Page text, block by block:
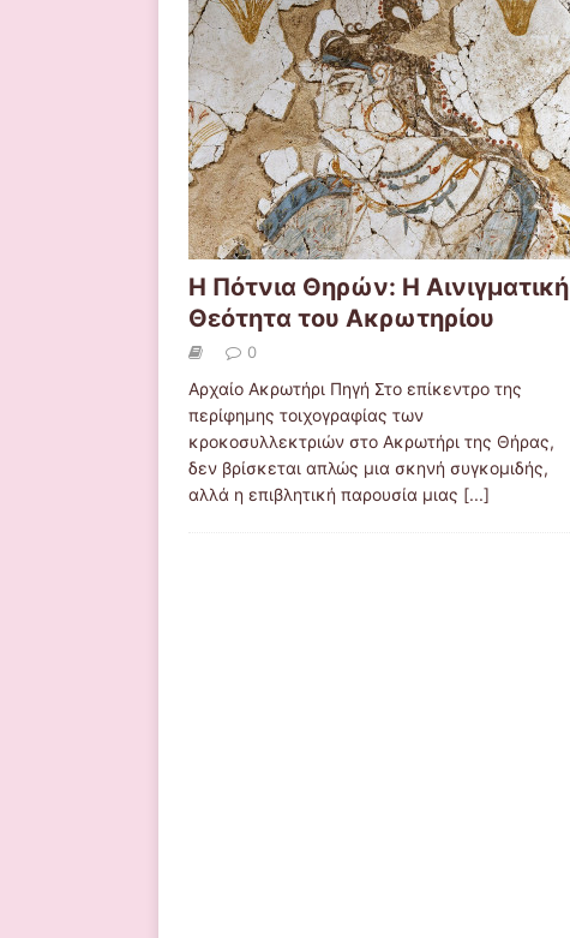
Η Πότνια Θηρών: Η Αινιγματική
Θεότητα του Ακρωτηρίου
0
Αρχαίο Ακρωτήρι Πηγή Στο επίκεντρο της
περίφημης τοιχογραφίας των
κροκοσυλλεκτριών στο Ακρωτήρι της Θήρας,
δεν βρίσκεται απλώς μια σκηνή συγκομιδής,
αλλά η επιβλητική παρουσία μιας [...]